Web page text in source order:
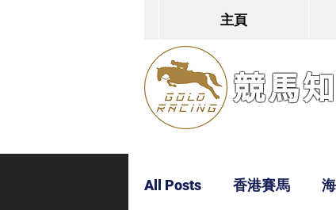
主頁
競馬
All Posts 香港賽馬